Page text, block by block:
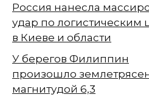
Россия нанесла
удар по логистическим
в Киеве и области
У берегов Филиппин
произошло
магнитудой 6,3